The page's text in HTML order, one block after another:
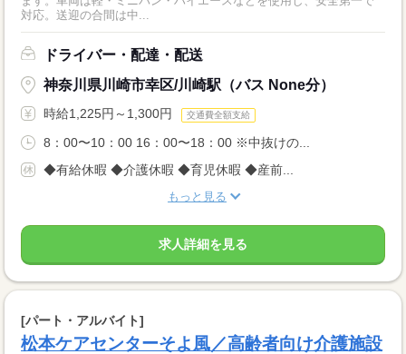
対応。送迎の合間は中...
ドライバー・配達・配送
神奈川県川崎市幸区/川崎駅（バス None分）
時給1,225円～1,300円 交通費全額支給
8：00〜10：00 16：00〜18：00 ※中抜けの...
◆有給休暇 ◆介護休暇 ◆育児休暇 ◆産前...
もっと見る
求人詳細を見る
[パート・アルバイト]
松本ケアセンターそよ風／高齢者向け介護施設